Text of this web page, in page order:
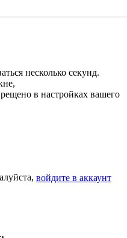
несколько секунд.
в настройках вашего
войдите в аккаунт